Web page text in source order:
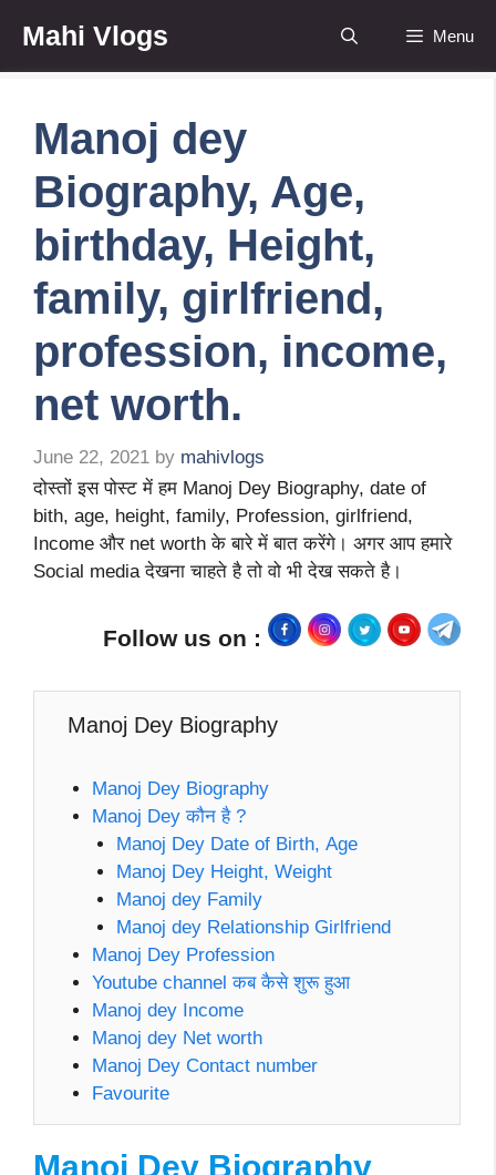
content
Mahi Vlogs Menu
Manoj dey
Biography, Age,
birthday, Height,
family, girlfriend,
profession, income,
net worth.
June 22, 2021 by mahivlogs
दोस्तों इस पोस्ट में हम Manoj Dey Biography, date of
bith, age, height, family, Profession, girlfriend,
Income और net worth के बारे में बात करेंगे। अगर आप हमारे
Social media देखना चाहते है तो वो भी देख सकते है।
Follow us on :
Manoj Dey Biography
Manoj Dey Biography
Manoj Dey कौन है ?
Manoj Dey Date of Birth, Age
Manoj Dey Height, Weight
Manoj dey Family
Manoj dey Relationship Girlfriend
Manoj Dey Profession
Youtube channel कब कैसे शुरू हुआ
Manoj dey Income
Manoj dey Net worth
Manoj Dey Contact number
Favourite
Manoj Dey Biography